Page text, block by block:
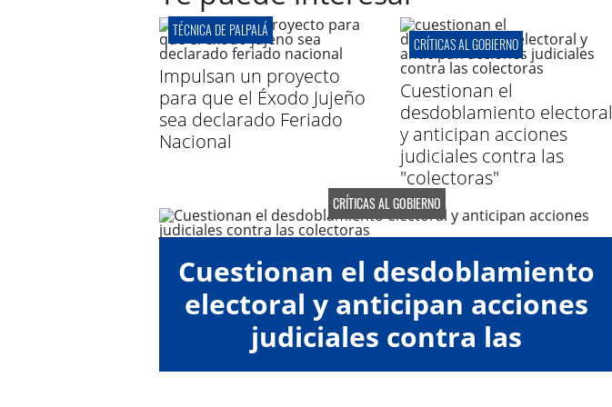
TÉCNICA DE PALPALÁ
Impulsan un proyecto
para que el Éxodo Jujeño
sea declarado Feriado
Nacional
CRÍTICAS AL GOBIERNO
Cuestionan el
desdoblamiento electoral
y anticipan acciones
judiciales contra las
"colectoras"
CRÍTICAS AL GOBIERNO
Cuestionan el desdoblamiento
electoral y anticipan acciones
judiciales contra las
"colectoras"